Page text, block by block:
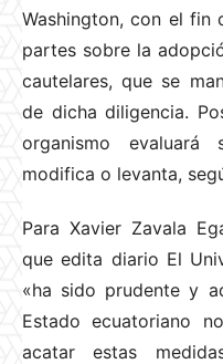
Washington, con el fin
partes sobre la
cautelares, que se
de dicha diligencia.
organismo
modifica o levanta,
Para Xavier Zavala
que edita diario El
«ha sido prudente y
Estado ecuatoriano
acatar estas